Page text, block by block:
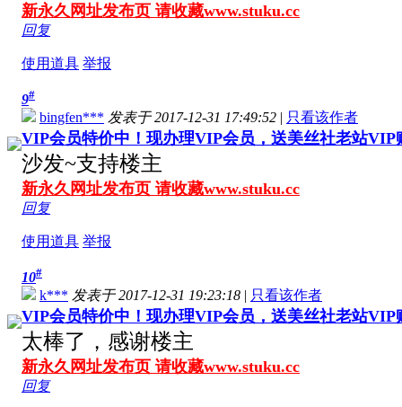
新永久网址发布页 请收藏www.stuku.cc
回复
使用道具 举报
9#
bingfen*** 发表于 2017-12-31 17:49:52 | 只看该作者
VIP会员特价中！现办理VIP会员，送美丝社老站VIP
沙发~支持楼主
新永久网址发布页 请收藏www.stuku.cc
回复
使用道具 举报
10#
k*** 发表于 2017-12-31 19:23:18 | 只看该作者
VIP会员特价中！现办理VIP会员，送美丝社老站VIP
太棒了，感谢楼主
新永久网址发布页 请收藏www.stuku.cc
回复